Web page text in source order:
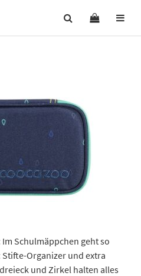
Schulmäppchen geht so
Organizer und extra
und Zirkel halten alles